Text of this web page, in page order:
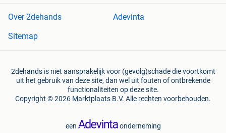
Over 2dehands
Adevinta
Sitemap
2dehands is niet aansprakelijk voor (gevolg)schade die voortkomt
uit het gebruik van deze site, dan wel uit fouten of ontbrekende
functionaliteiten op deze site.
Copyright © 2026 Marktplaats B.V. Alle rechten voorbehouden.
een onderneming